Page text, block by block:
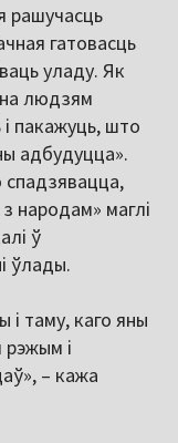
рашучасць
гатовасць
уладу. Як
людзям
пакажуць, што
адбудуцца».
народам» маглі
ў
ўлады.
і таму, каго яны
і
– кажа